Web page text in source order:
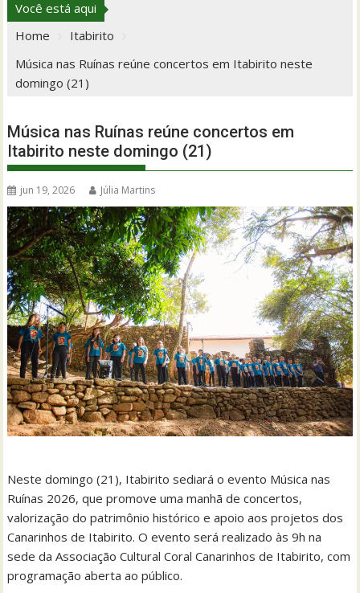
Você está aqui
Home
Itabirito
Música nas Ruínas reúne concertos em Itabirito neste
domingo (21)
Música nas Ruínas reúne concertos em
Itabirito neste domingo (21)
jun 19, 2026 Júlia Martins
Neste domingo (21), Itabirito sediará o evento Música nas
Ruínas 2026, que promove uma manhã de concertos,
valorização do patrimônio histórico e apoio aos projetos dos
Canarinhos de Itabirito. O evento será realizado às 9h na
sede da Associação Cultural Coral Canarinhos de Itabirito, com
programação aberta ao público.